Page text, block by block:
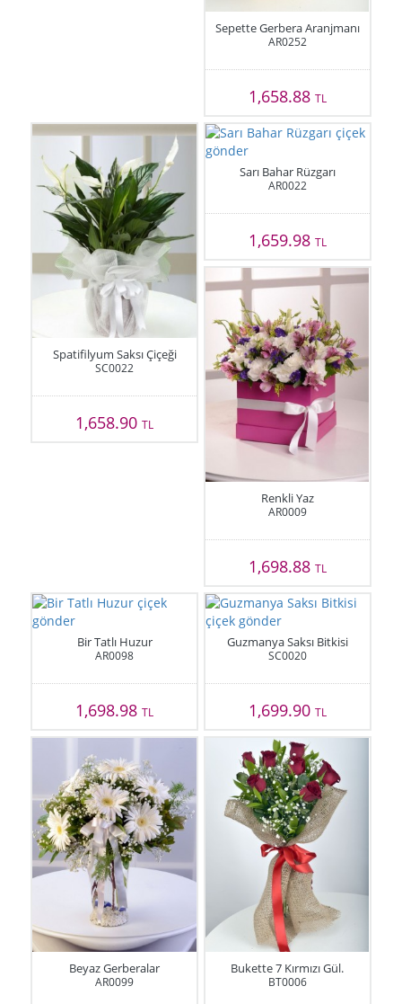
Sepette Gerbera Aranjmanı
AR0252
1,658.88 TL
Spatifilyum Saksı Çiçeği
SC0022
1,658.90TL
Sarı Bahar Rüzgarı
AR0022
1,659.98 TL
Renkli Yaz
AR0009
1,698.88 TL
Bir Tatlı Huzur
AR0098
1,698.98TL
Guzmanya Saksı Bitkisi
SC0020
1,699.90 TL
Beyaz Gerberalar
AR0099
Bukette 7 Kırmızı Gül.
BT0006